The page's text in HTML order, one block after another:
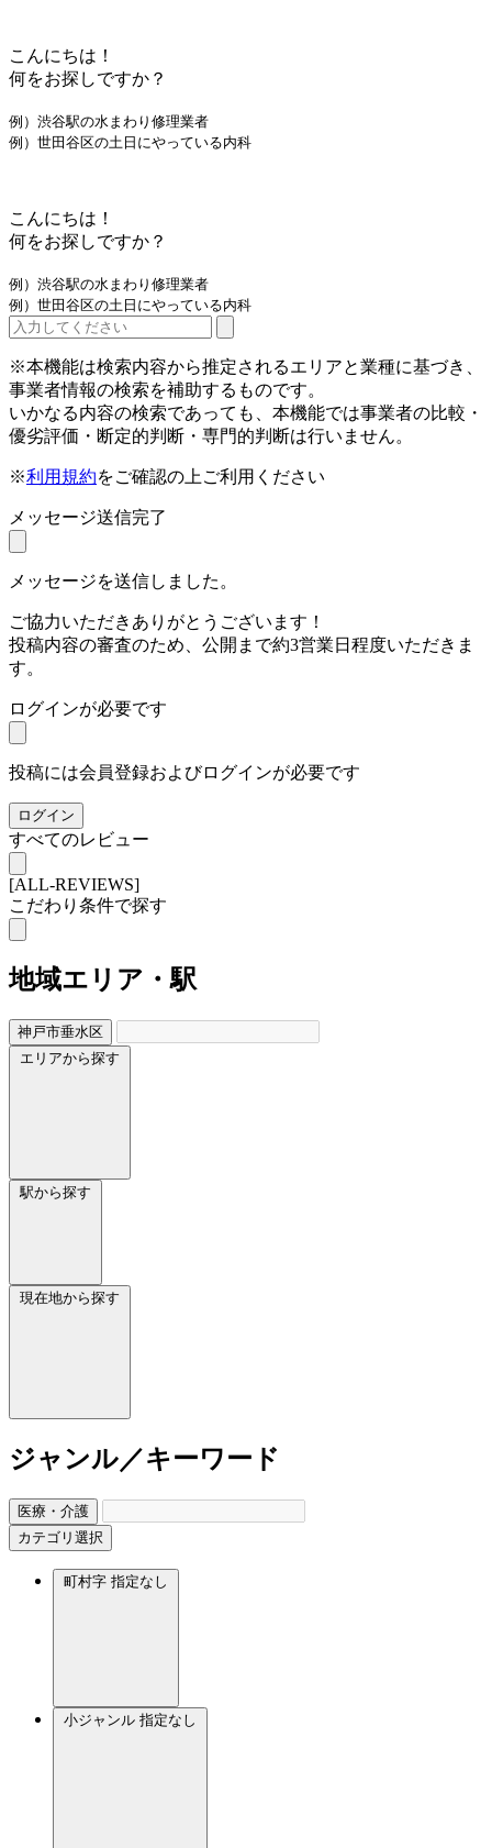
こんにちは！
何をお探しですか？
例）渋谷駅の水まわり修理業者
例）世田谷区の土日にやっている内科
こんにちは！
何をお探しですか？
例）渋谷駅の水まわり修理業者
例）世田谷区の土日にやっている内科
※本機能は検索内容から推定されるエリアと業種に基づき、
事業者情報の検索を補助するものです。
いかなる内容の検索であっても、本機能では事業者の比較・
優劣評価・断定的判断・専門的判断は行いません。
※利用規約をご確認の上ご利用ください
メッセージ送信完了
メッセージを送信しました。
ご協力いただきありがとうございます！
投稿内容の審査のため、公開まで約3営業日程度いただきま
す。
ログインが必要です
投稿には会員登録およびログインが必要です
ログイン
すべてのレビュー
[ALL-REVIEWS]
こだわり条件で探す
地域エリア・駅
神戸市垂水区
エリアから探す
駅から探す
現在地から探す
ジャンル／キーワード
医療・介護
カテゴリ選択
町村字 指定なし
小ジャンル 指定なし